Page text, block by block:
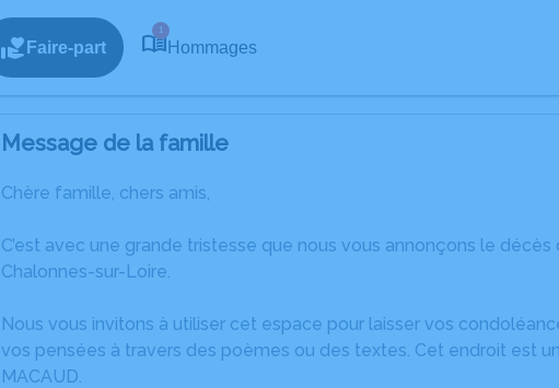
Faire-part
1
Hommages
Message de la famille
Chère famille, chers amis,
C’est avec une grande tristesse que nous vous annonçons le
Chalonnes-sur-Loire.
Nous vous invitons à utiliser cet espace pour laisser vos
vos pensées à travers des poèmes ou des textes. Cet endroit est
MACAUD.